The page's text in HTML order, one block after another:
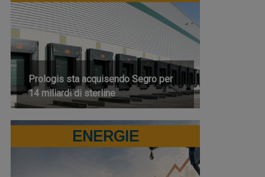
Prologis sta acquisendo Segro per
14 miliardi di sterline
ENERGIE